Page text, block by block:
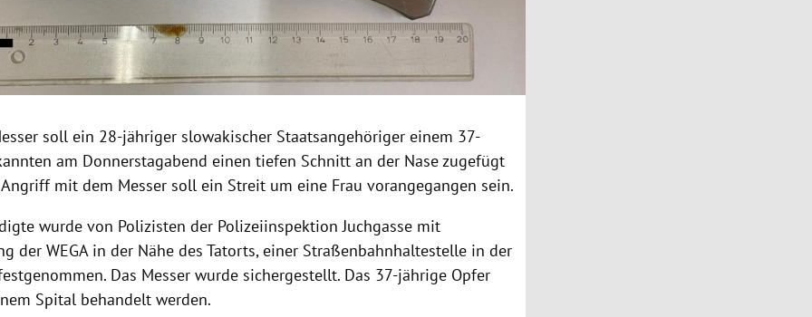
soll ein 28-jähriger slowakischer Staatsangehöriger einem 37-
am Donnerstagabend einen tiefen Schnitt an der Nase zugefügt
mit dem Messer soll ein Streit um eine Frau vorangegangen sein.
wurde von Polizisten der Polizeiinspektion Juchgasse mit
der WEGA in der Nähe des Tatorts, einer Straßenbahnhaltestelle in der
Das Messer wurde sichergestellt. Das 37-jährige Opfer
Spital behandelt werden.